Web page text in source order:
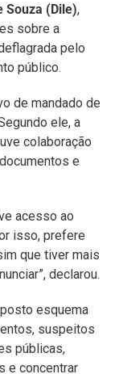
Souza (Dile),
sobre a
pelo
público.
de mandado de
ele, a
colaboração
e
acesso ao
isso, prefere
que tiver mais
declarou.
esquema
suspeitos
públicas,
e concentrar